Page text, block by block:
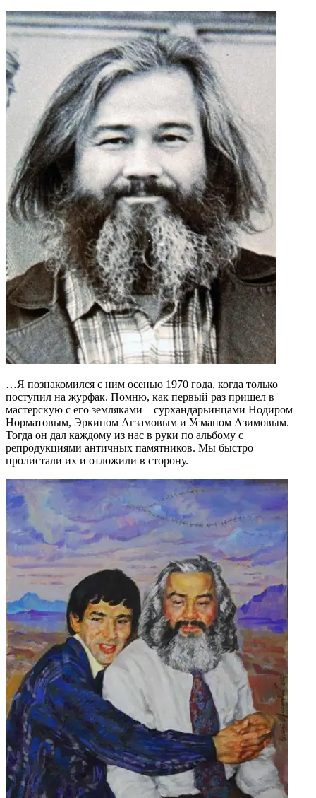
…Я познакомился с ним осенью 1970 года, когда только
поступил на журфак. Помню, как первый раз пришел в
мастерскую с его земляками – сурхандарьинцами Нодиром
Норматовым, Эркином Агзамовым и Усманом Азимовым.
Тогда он дал каждому из нас в руки по альбому с
репродукциями античных памятников. Мы быстро
пролистали их и отложили в сторону.